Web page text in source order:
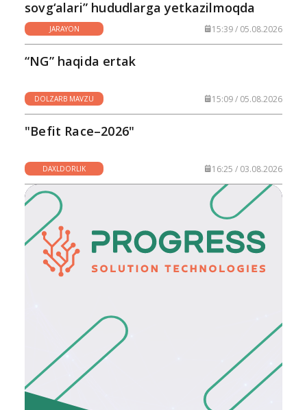
sovg‘alari” hududlarga yetkazilmoqda
JARAYON 15:39 / 05.08.2026
“NG” haqida ertak
DOLZARB MAVZU 15:09 / 05.08.2026
"Befit Race–2026"
DAXLDORLIK 16:25 / 03.08.2026